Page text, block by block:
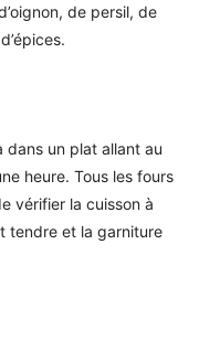
de persil, de
un plat allant au
heure. Tous les fours
vérifier la cuisson à
tendre et la garniture